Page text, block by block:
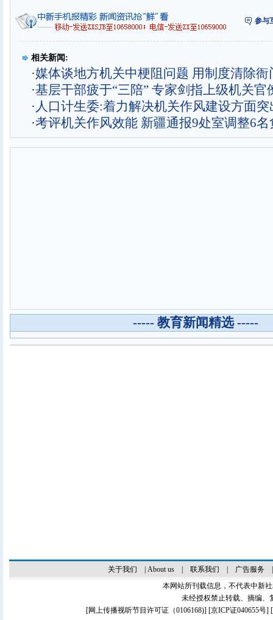
参与
相关新闻:
·媒体谈地方机关中梗阻问题 用制度清除衙
·基层干部疲于“三陪” 专家剑指上级机关官
· 人口计生委:着力解决机关作风建设方面突
·考评机关作风效能 新疆通报9处室调整6名
----- 教育新闻精选 -----
关于我们 About us| 联系我们 广告服务
本网站所刊载信息，不代表中新
未经授权禁止转载、摘编、
[网上传播视听节目许可证（0106168)] [京ICP证040655号]